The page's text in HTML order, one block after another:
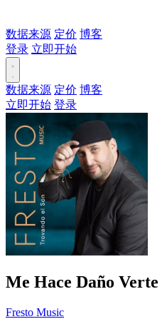
数据来源 定价 博客
登录 立即开始
数据来源 定价 博客
立即开始 登录
Me Hace Daño Verte
Fresto Music